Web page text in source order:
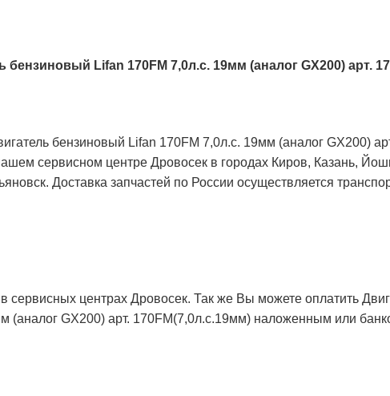
бензиновый Lifan 170FM 7,0л.с. 19мм (аналог GX200) арт.
бензиновый Lifan 170FM 7,0л.с. 19мм (аналог GX200)
сервисном центре Дровосек в городах Киров, Казань,
Доставка запчастей по России осуществляется
сервисных центрах Дровосек. Так же Вы можете оплатить
(аналог GX200) арт. 170FM(7,0л.с.19мм) наложенным или